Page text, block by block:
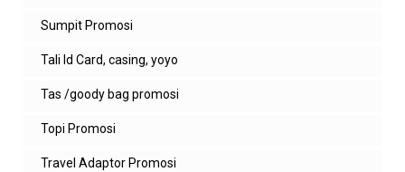
Sumpit Promosi
Tali Id Card, casing, yoyo
Tas /goody bag promosi
Topi Promosi
Travel Adaptor Promosi